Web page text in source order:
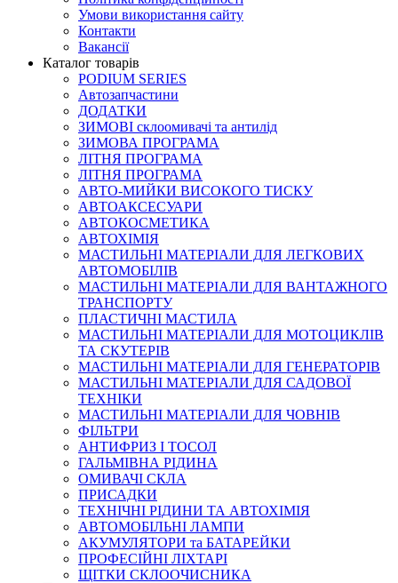
Умови використання сайту
Контакти
Вакансії
Каталог товарів
PODIUM SERIES
Автозапчастини
ДОДАТКИ
ЗИМОВІ склоомивачі та антилід
ЗИМОВА ПРОГРАМА
ЛІТНЯ ПРОГРАМА
ЛІТНЯ ПРОГРАМА
АВТО-МИЙКИ ВИСОКОГО ТИСКУ
АВТОАКСЕСУАРИ
АВТОКОСМЕТИКА
АВТОХІМІЯ
МАСТИЛЬНІ МАТЕРІАЛИ ДЛЯ ЛЕГКОВИХ
АВТОМОБІЛІВ
МАСТИЛЬНІ МАТЕРІАЛИ ДЛЯ ВАНТАЖНОГО
ТРАНСПОРТУ
ПЛАСТИЧНІ МАСТИЛА
МАСТИЛЬНІ МАТЕРІАЛИ ДЛЯ МОТОЦИКЛІВ
ТА СКУТЕРІВ
МАСТИЛЬНІ МАТЕРІАЛИ ДЛЯ ГЕНЕРАТОРІВ
МАСТИЛЬНІ МАТЕРІАЛИ ДЛЯ САДОВОЇ
ТЕХНІКИ
МАСТИЛЬНІ МАТЕРІАЛИ ДЛЯ ЧОВНІВ
ФІЛЬТРИ
АНТИФРИЗ І ТОСОЛ
ГАЛЬМІВНА РІДИНА
ОМИВАЧІ СКЛА
ПРИСАДКИ
ТЕХНІЧНІ РІДИНИ ТА АВТОХІМІЯ
АВТОМОБІЛЬНІ ЛАМПИ
АКУМУЛЯТОРИ та БАТАРЕЙКИ
ПРОФЕСІЙНІ ЛІХТАРІ
ЩІТКИ СКЛООЧИСНИКА